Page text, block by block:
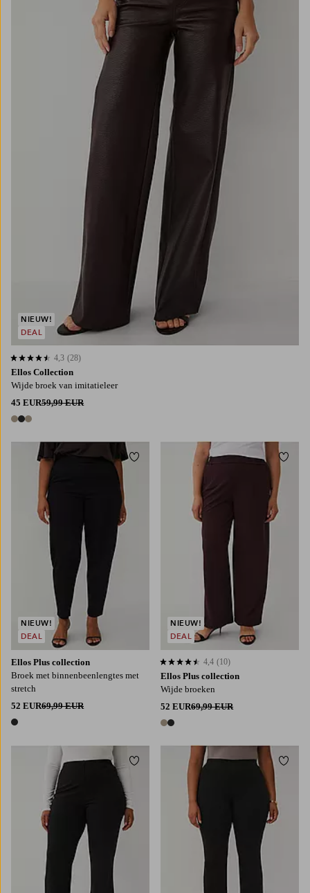
Ellos Collection
Wijde broek van imitatieleer
45 EUR59,99 EUR
3 kleuren
4,3 op basis van 28 beoordelingen
4,3 (28)
NIEUW!
DEAL
Ellos Plus collection
Broek met binnenbeenlengtes met
stretch
52 EUR69,99 EUR
1 kleur
NIEUW!
DEAL
Toevoegen aan favorieten
Ellos Plus collection
Wijde broeken
52 EUR69,99 EUR
2 kleuren
4,4 op basis van 10 beoordelingen
4,4 (10)
NIEUW!
DEAL
3XL 4XL
Toevoegen aan favorieten
3XL4XL 2XL